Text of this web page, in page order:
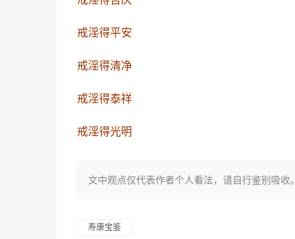
戒淫得平安
戒淫得清净
戒淫得泰祥
戒淫得光明
文中观点仅代表作者个人看法，请自行鉴别吸收。
寿康宝鉴